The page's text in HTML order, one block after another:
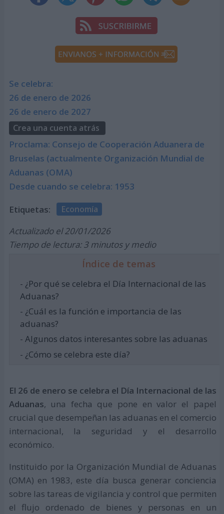
Se celebra:
26 de enero de 2026
26 de enero de 2027
Crea una cuenta atrás
Proclama: Consejo de Cooperación Aduanera de
Bruselas (actualmente Organización Mundial de
Aduanas (OMA)
Desde cuando se celebra: 1953
Etiquetas: Economía
Actualizado el 20/01/2026
Tiempo de lectura: 3 minutos y medio
Índice de temas
- ¿Por qué se celebra el Día Internacional de las
Aduanas?
- ¿Cuál es la función e importancia de las
aduanas?
- Algunos datos interesantes sobre las aduanas
- ¿Cómo se celebra este día?
El 26 de enero se celebra el Día Internacional de las
Aduanas, una fecha que pone en valor el papel
crucial que desempeñan las aduanas en el comercio
internacional, la seguridad y el desarrollo
económico.
Instituido por la Organización Mundial de Aduanas
(OMA) en 1983, este día busca generar conciencia
sobre las tareas de vigilancia y control que permiten
el flujo ordenado de bienes y personas en un